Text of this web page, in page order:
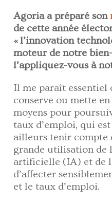
Agoria a préparé son
de cette année
« l’innovation
moteur de notre
l’appliquez-vous à
Il me paraît
conserve ou mette
moyens pour
taux d’emploi, qui
ailleurs tenir compte
grande utilisation de
artificielle (IA) et de
d’affecter
et le taux d’emploi.